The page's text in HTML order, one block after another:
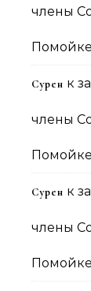
члены
Помойке
Сурен к
члены
Помойке
Сурен к
члены
Помойке